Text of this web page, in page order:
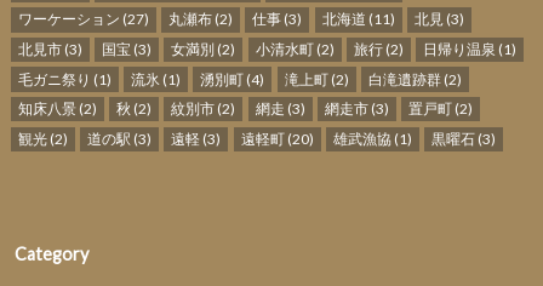
ワーケーション (27) 丸瀬布 (2) 仕事 (3) 北海道 (11) 北見(3)
北見市(3) 国宝 (3) 女満別 (2) 小清水町(2) 旅行(2) 日帰り温泉 (1)
毛ガニ祭り (1) 流氷 (1) 湧別町 (4) 滝上町(2) 白滝遺跡群(2)
知床八景(2) 秋 (2) 紋別市 (2) 網走 (3) 網走市(3) 置戸町(2)
観光(2) 道の駅 (3) 遠軽 (3) 遠軽町(20) 雄武漁協(1) 黒曜石(3)
Category